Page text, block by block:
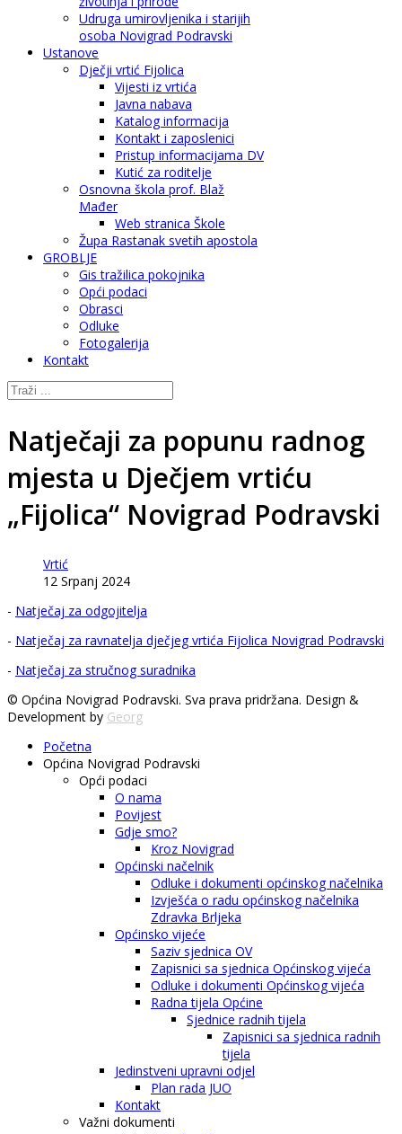
Udruga umirovljenika i starijih
osoba Novigrad Podravski
Ustanove
Dječji vrtić Fijolica
Vijesti iz vrtića
Javna nabava
Katalog informacija
Kontakt i zaposlenici
Pristup informacijama DV
Kutić za roditelje
Osnovna škola prof. Blaž
Mađer
Web stranica Škole
Župa Rastanak svetih apostola
GROBLJE
Gis tražilica pokojnika
Opći podaci
Obrasci
Odluke
Fotogalerija
Kontakt
Natječaji za popunu radnog
mjesta u Dječjem vrtiću
„Fijolica“ Novigrad Podravski
Vrtić
12 Srpanj 2024
- Natječaj za odgojitelja
- Natječaj za ravnatelja dječjeg vrtića Fijolica Novigrad Podravski
- Natječaj za stručnog suradnika
© Općina Novigrad Podravski. Sva prava pridržana. Design &
Development by Georg
Početna
Općina Novigrad Podravski
Opći podaci
O nama
Povijest
Gdje smo?
Kroz Novigrad
Općinski načelnik
Odluke i dokumenti općinskog načelnika
Izvješća o radu općinskog načelnika
Zdravka Brljeka
Općinsko vijeće
Saziv sjednica OV
Zapisnici sa sjednica Općinskog vijeća
Odluke i dokumenti Općinskog vijeća
Radna tijela Općine
Sjednice radnih tijela
Zapisnici sa sjednica radnih
tijela
Jedinstveni upravni odjel
Plan rada JUO
Kontakt
Važni dokumenti